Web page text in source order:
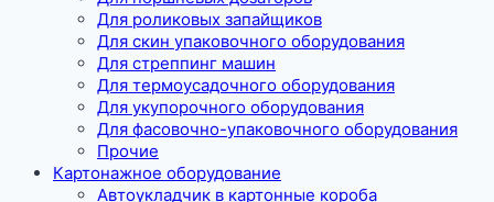
Для роликовых запайщиков
Для скин упаковочного оборудования
Для стреппинг машин
Для термоусадочного оборудования
Для укупорочного оборудования
Для фасовочно-упаковочного оборудования
Прочие
Картонажное оборудование
Автоукладчик в картонные короба